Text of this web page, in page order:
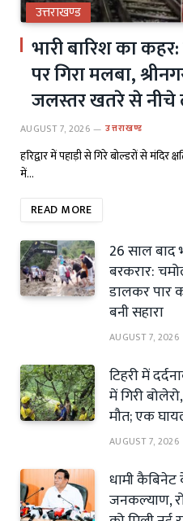
उत्तराखण्ड
भारी बारिश का कहर:
पर गिरा मलबा,
जलस्तर खतरे से नीचे
AUGUST 7, 2026 उत्तराखण्ड
हरिद्वार में पहाड़ी से गिरे बोल्डरों से मंदिर
में…
READ MORE
26 साल बाद
बरकरार:
डालकर पार
बनी सहारा
AUGUST 7, 2026
टिहरी में
में गिरी
मौत; एक
AUGUST 7, 2026
धामी
जनकल्याण,